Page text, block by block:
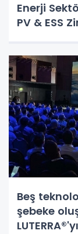
Enerji
PV & ESS
Beş
şebeke